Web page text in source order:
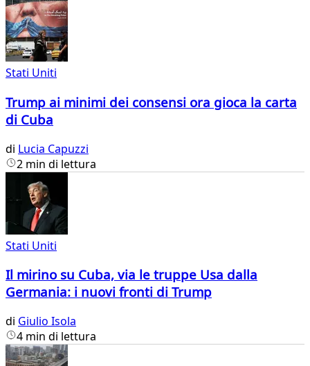
Stati Uniti
Trump ai minimi dei consensi ora gioca la carta
di Cuba
di Lucia Capuzzi
2 min di lettura
Stati Uniti
Il mirino su Cuba, via le truppe Usa dalla
Germania: i nuovi fronti di Trump
di Giulio Isola
4 min di lettura